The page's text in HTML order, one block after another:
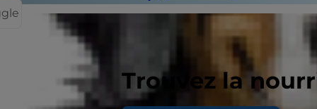
Trouvez la
Si les
diarrhée
,